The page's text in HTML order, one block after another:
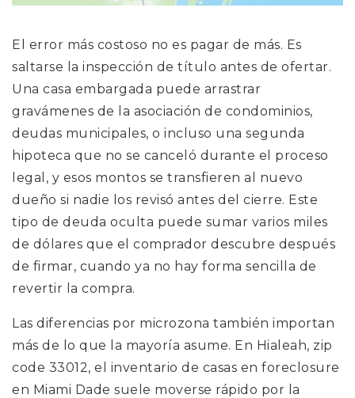
El error más costoso no es pagar de más. Es
saltarse la inspección de título antes de ofertar.
Una casa embargada puede arrastrar
gravámenes de la asociación de condominios,
deudas municipales, o incluso una segunda
hipoteca que no se canceló durante el proceso
legal, y esos montos se transfieren al nuevo
dueño si nadie los revisó antes del cierre. Este
tipo de deuda oculta puede sumar varios miles
de dólares que el comprador descubre después
de firmar, cuando ya no hay forma sencilla de
revertir la compra.
Las diferencias por microzona también importan
más de lo que la mayoría asume. En Hialeah, zip
code 33012, el inventario de casas en foreclosure
en Miami Dade suele moverse rápido por la